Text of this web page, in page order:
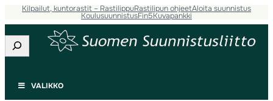
Kilpailut, kuntorastit – RastilippuRastilipun ohjeetAloita suunnistus
KoulusuunnistusFin5Kuvapankki
Etsi
VALIKKO